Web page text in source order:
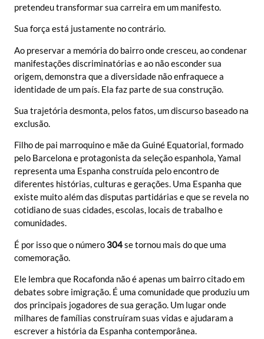
pretendeu transformar sua carreira em um manifesto.
Sua força está justamente no contrário.
Ao preservar a memória do bairro onde cresceu, ao condenar
manifestações discriminatórias e ao não esconder sua
origem, demonstra que a diversidade não enfraquece a
identidade de um país. Ela faz parte de sua construção.
Sua trajetória desmonta, pelos fatos, um discurso baseado na
exclusão.
Filho de pai marroquino e mãe da Guiné Equatorial, formado
pelo Barcelona e protagonista da seleção espanhola, Yamal
representa uma Espanha construída pelo encontro de
diferentes histórias, culturas e gerações. Uma Espanha que
existe muito além das disputas partidárias e que se revela no
cotidiano de suas cidades, escolas, locais de trabalho e
comunidades.
É por isso que o número 304se tornou mais do que uma
comemoração.
Ele lembra que Rocafonda não é apenas um bairro citado em
debates sobre imigração. É uma comunidade que produziu um
dos principais jogadores de sua geração. Um lugar onde
milhares de famílias construíram suas vidas e ajudaram a
escrever a história da Espanha contemporânea.